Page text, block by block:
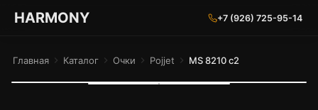
ГАРМОНИЯ ГЛАЗ
HARMONY +7 (926) 725-95-14
Главная chevron_right Каталог chevron_right Очки chevron_right Pojjet chevron_right MS 8210 c2